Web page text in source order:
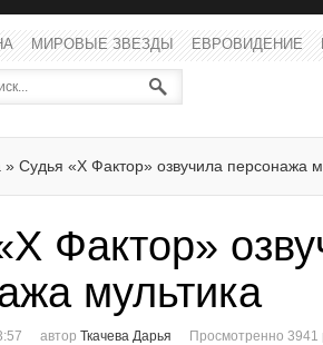
МИРОВЫЕ ЗВЕЗДЫ ЕВРОВИДЕНИЕ
» Судья «Х Фактор» озвучила персонажа
Фактор»
мультика
автор Ткачева Дарья Просмотренно 3941